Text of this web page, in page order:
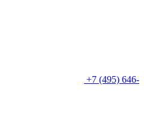
+7 (495) 646-